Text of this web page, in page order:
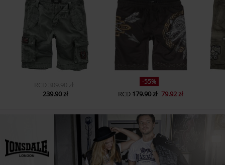
RCD 309.90 zł
239.90 zł
-55%
RCD179.90 zł 79.92 zł